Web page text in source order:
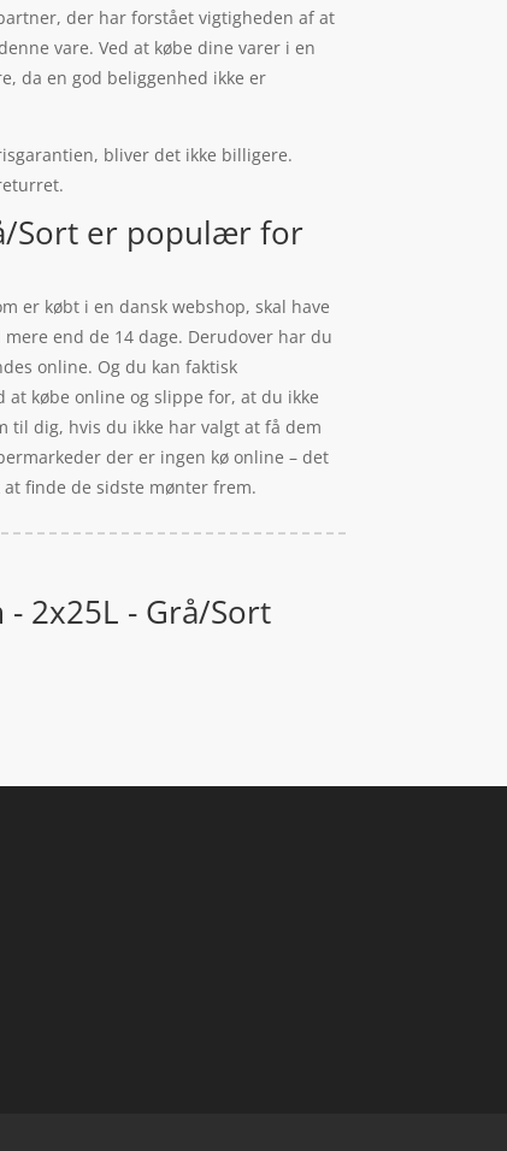
der har forstået vigtigheden af at
vare. Ved at købe dine varer i en
da en god beliggenhed ikke er
bliver det ikke billigere.
Sort er populær for
er købt i en dansk webshop, skal have
end de 14 dage. Derudover har du
online. Og du kan faktisk
købe online og slippe for, at du ikke
til dig, hvis du ikke har valgt at få dem
der er ingen kø online – det
finde de sidste mønter frem.
- 2x25L - Grå/Sort